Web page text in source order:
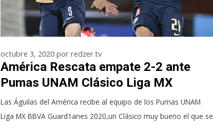
América Rescata empate 2-2 ante
Pumas UNAM Clásico Liga MX
Jornada 13 Guard1anes 2020
octubre 3, 2020 por redzer.tv
Las Águilas del América recibe al equipo de los Pumas UNAM
Liga MX BBVA Guard1anes 2020,un Clásico muy bueno el que se